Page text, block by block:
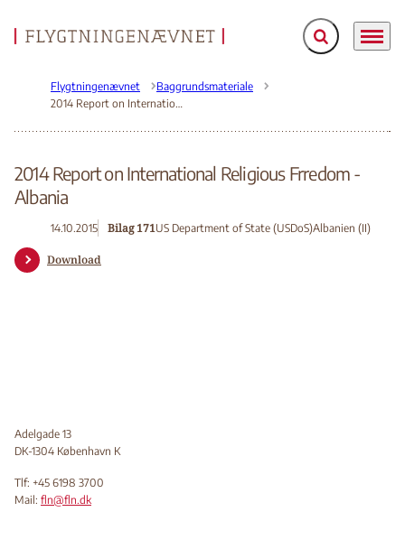
Gå til forsiden Fold søgefelt ud
Menu
Flygtningenævnet
Baggrundsmateriale
2014 Report on International Religious Frredom - Albania
2014 Report on International Religious Frredom -
Albania
14.10.2015 Bilag 171US Department of State (USDoS)Albanien (II)
Download
Adelgade 13
DK-1304 København K
Tlf: +45 6198 3700
Mail: fln@fln.dk